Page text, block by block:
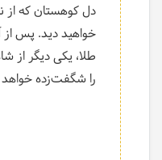
دل کوهستان که از
خواهید دید. پس
طلا، یکی دیگر از
را شگفت‌زده خواهد